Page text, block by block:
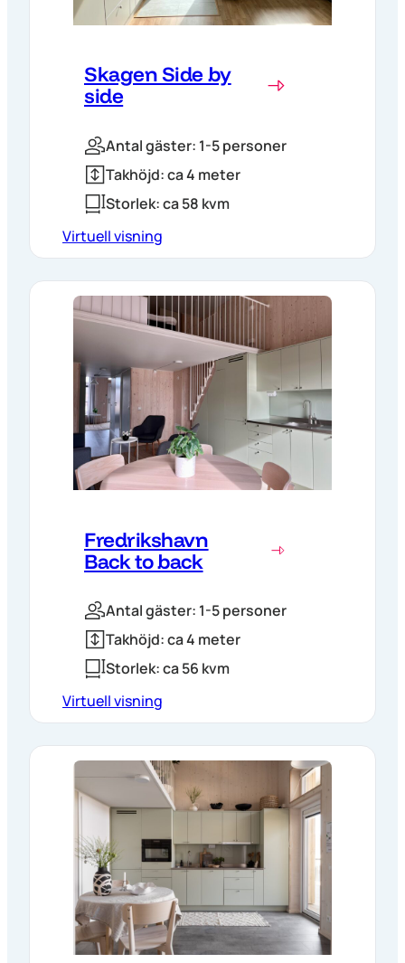
Skagen Side by
side
Antal gäster: 1-5 personer
Takhöjd: ca 4 meter
Storlek: ca 58 kvm
Virtuell visning
Fredrikshavn
Back to back
Antal gäster: 1-5 personer
Takhöjd: ca 4 meter
Storlek: ca 56 kvm
Virtuell visning